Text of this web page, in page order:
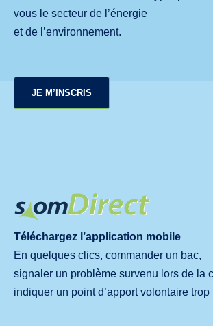
vous le secteur de l’énergie
et de l’environnement.
JE M’INSCRIS
Téléchargez l’application mobile
En quelques clics, commander un bac,
signaler un problème survenu lors de la
indiquer un point d’apport volontaire trop